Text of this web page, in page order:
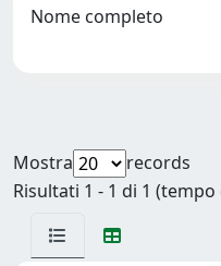
Nome completo
Mostra
records
Risultati 1 - 1 di 1